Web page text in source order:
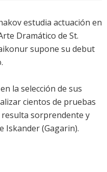
estudia actuación en
Dramático de St.
supone su debut
la selección de sus
cientos de pruebas
sorprendente y
Iskander (Gagarin).